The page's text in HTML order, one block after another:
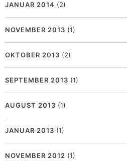
JANUAR 2014 (2)
NOVEMBER 2013 (1)
OKTOBER 2013 (2)
SEPTEMBER 2013 (1)
AUGUST 2013 (1)
JANUAR 2013 (1)
NOVEMBER 2012 (1)